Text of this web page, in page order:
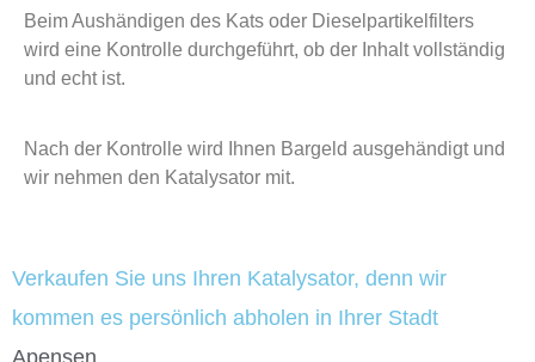
Beim Aushändigen des Kats oder Dieselpartikelfilters
wird eine Kontrolle durchgeführt, ob der Inhalt vollständig
und echt ist.
Nach der Kontrolle wird Ihnen Bargeld ausgehändigt und
wir nehmen den Katalysator mit.
Verkaufen Sie uns Ihren Katalysator, denn wir
kommen es persönlich abholen in Ihrer Stadt